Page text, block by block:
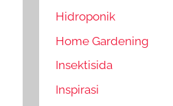
Hidroponik
Home Gardening
Insektisida
Inspirasi